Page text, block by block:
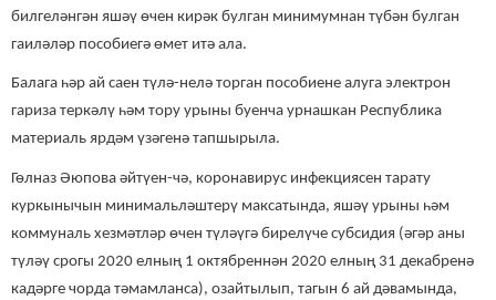
билгеләнгән яшәү өчен кирәк булган минимумнан түбән булган
гаиләләр пособиегә өмет итә ала.
Балага һәр ай саен түлә-нелә торган пособиене алуга электрон
гариза теркәлү һәм тору урыны буенча урнашкан Республика
материаль ярдәм үзәгенә тапшырыла.
Гөлназ Әюпова әйтүен-чә, коронавирус инфекциясен тарату
куркынычын минимальләштерү максатында, яшәү урыны һәм
коммуналь хезмәтләр өчен түләүгә бирелүче субсидия (әгәр аны
түләү срогы 2020 елның 1 октябреннән 2020 елның 31 декабренә
кадәрге чорда тәмамланса), озайтылып, тагын 6 ай дәвамында,